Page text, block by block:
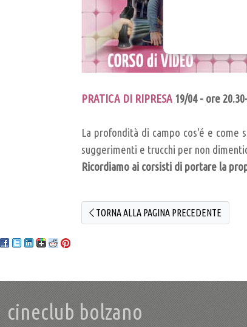
PRATICA DI RIPRESA 19/04 - ore
La profondità di campo cos'é e
suggerimenti e trucchi per non
Ricordiamo ai corsisti di portare la
TORNA ALLA PAGINA PRECEDENTE
cineclub bolzano